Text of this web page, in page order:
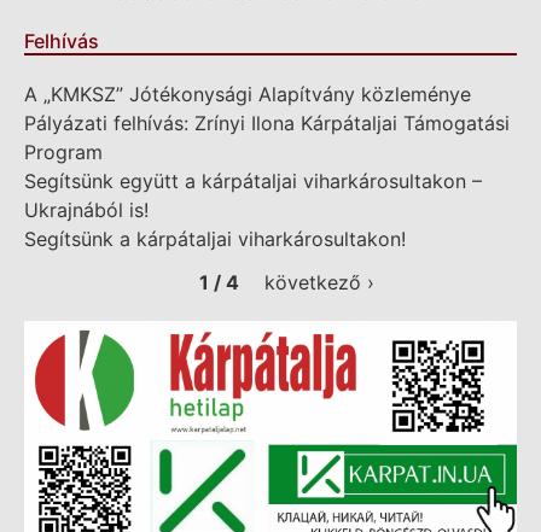
Felhívás
A „KMKSZ” Jótékonysági Alapítvány közleménye
Pályázati felhívás: Zrínyi Ilona Kárpátaljai Támogatási
Program
Segítsünk együtt a kárpátaljai viharkárosultakon –
Ukrajnából is!
Segítsünk a kárpátaljai viharkárosultakon!
1 / 4
következő ›